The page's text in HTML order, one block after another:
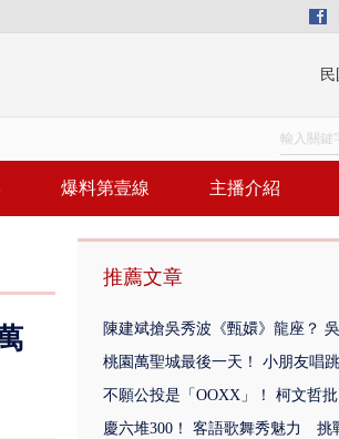
爆料第壹線 主播介紹
推薦文章
陳建斌搶吳秀波《甄嬛》龍座？
桃園萬聖城最後一天！ 小朋友唱
不願公投是「OOXX」！ 柯文哲
慶六堆300！ 客語歌舞秀魅力 挑